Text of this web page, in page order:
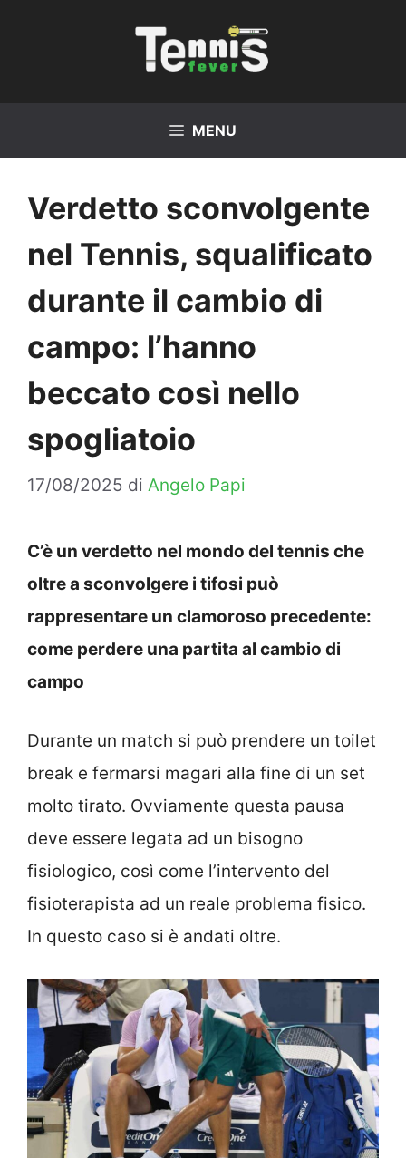
MENU
Verdetto sconvolgente
nel Tennis, squalificato
durante il cambio di
campo: l’hanno
beccato così nello
spogliatoio
17/08/2025 di Angelo Papi
C’è un verdetto nel mondo del tennis che
oltre a sconvolgere i tifosi può
rappresentare un clamoroso precedente:
come perdere una partita al cambio di
campo
Durante un match si può prendere un toilet
break e fermarsi magari alla fine di un set
molto tirato. Ovviamente questa pausa
deve essere legata ad un bisogno
fisiologico, così come l’intervento del
fisioterapista ad un reale problema fisico.
In questo caso si è andati oltre.